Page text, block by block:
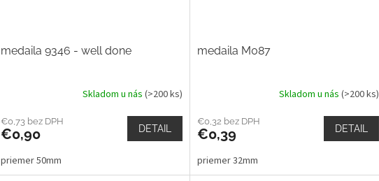
medaila 9346 - well done
Skladom u nás (>200 ks)
€0,73 bez DPH
€0,90 DETAIL
priemer 50mm
medaila M087
Skladom u nás (>200 ks)
€0,32 bez DPH
€0,39 DETAIL
priemer 32mm